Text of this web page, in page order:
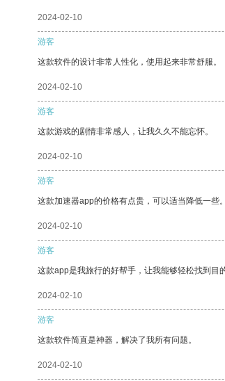
2024-02-10
游客
这款软件的设计非常人性化，使用起来非常舒服。
2024-02-10
游客
这款游戏的剧情非常感人，让我久久不能忘怀。
2024-02-10
游客
这款加速器app的价格有点贵，可以适当降低一些
2024-02-10
游客
这款app是我旅行的好帮手，让我能够轻松找到目
2024-02-10
游客
这款软件简直是神器，解决了我所有问题。
2024-02-10